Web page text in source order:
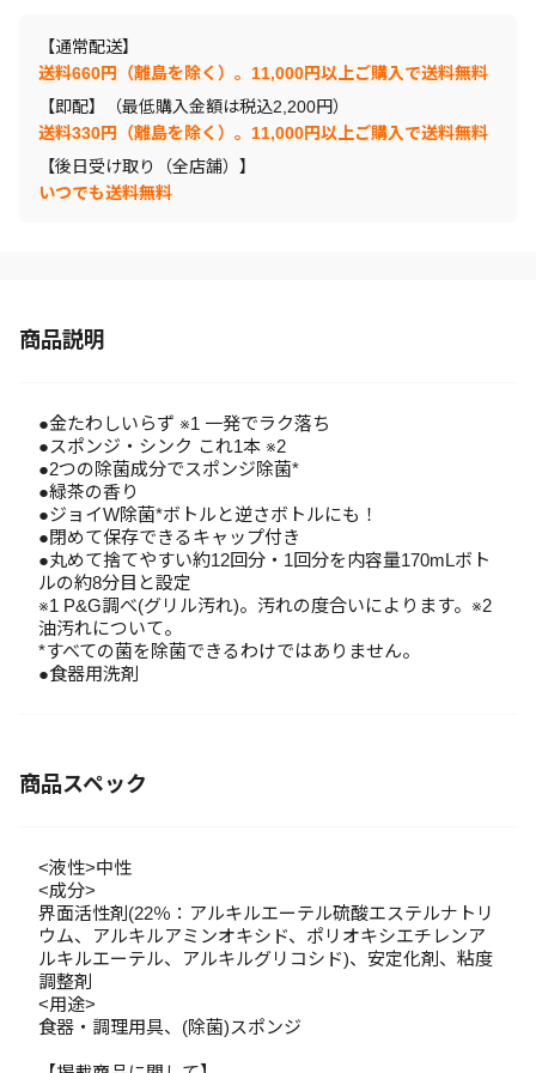
【通常配送】
送料660円（離島を除く）。11,000円以上ご購入で送料無料
【即配】（最低購入金額は税込2,200円）
送料330円（離島を除く）。11,000円以上ご購入で送料無料
【後日受け取り（全店舗）】
いつでも送料無料
商品説明
●金たわしいらず ※1 一発でラク落ち
●スポンジ・シンク これ1本 ※2
●2つの除菌成分でスポンジ除菌*
●緑茶の香り
●ジョイW除菌*ボトルと逆さボトルにも！
●閉めて保存できるキャップ付き
●丸めて捨てやすい約12回分・1回分を内容量170mLボト
ルの約8分目と設定
※1 P&G調べ(グリル汚れ)。汚れの度合いによります。※2
油汚れについて。
*すべての菌を除菌できるわけではありません。
●食器用洗剤
商品スペック
<液性>中性
<成分>
界面活性剤(22％：アルキルエーテル硫酸エステルナトリ
ウム、アルキルアミンオキシド、ポリオキシエチレンア
ルキルエーテル、アルキルグリコシド)、安定化剤、粘度
調整剤
<用途>
食器・調理用具、(除菌)スポンジ